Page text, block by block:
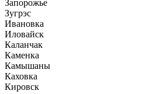
Запорожье
Зугрэс
Ивановка
Иловайск
Каланчак
Каменка
Камышаны
Каховка
Кировск